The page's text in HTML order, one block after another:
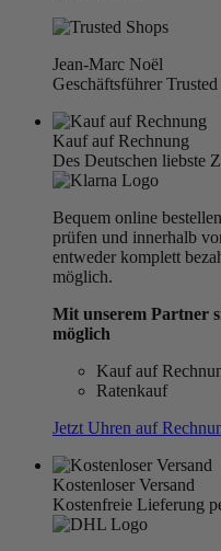
Jean-Marc Noël
Geschäftsführer
Kauf auf Rechnung
Des Deutschen liebste
Bequem online
prüfen und innerhalb
entweder komplett
möglich.
Mit unserem Partner
möglich
Kauf auf
Ratenkauf
Jetzt Uhren auf
Kostenloser Versand
Kostenfreie Lieferung